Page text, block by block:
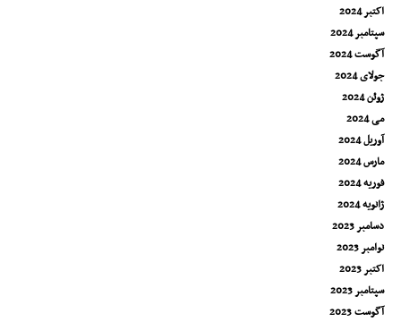
اکتبر 2024
سپتامبر 2024
آگوست 2024
جولای 2024
ژوئن 2024
می 2024
آوریل 2024
مارس 2024
فوریه 2024
ژانویه 2024
دسامبر 2023
نوامبر 2023
اکتبر 2023
سپتامبر 2023
آگوست 2023